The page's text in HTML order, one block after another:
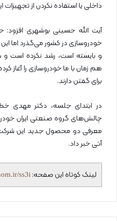
داخلی یا استفاده نکردن از
خودروسازی در کشور می‌گذرد اما
و بایسته است، رشد نکرده است
هم زمان با ما خودروسازی را آغاز
برای گفتن دارند.
در ابتدای جلسه، دکتر مهدی
چالش‌های گروه صنعتی ایران خودرو
معرفی دو محصول جدید این
آتی خبر داد.
لینک کوتاه این صفحه: ss3i